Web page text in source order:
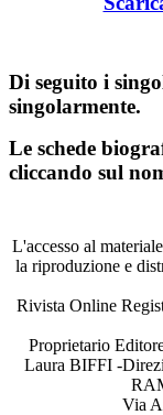
Di seguito i
singolarmente.
Le schede
cliccando sul
L'accesso al
la riproduzione e
Rivista Online
Proprietario
Laura BIFFI -
Via